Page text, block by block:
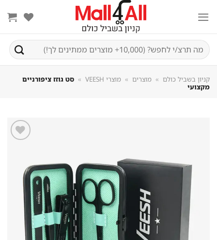
חיפוש
עבור:
קניון בשביל כולם » מוצרים » מוצרי VEESH » סט גוזז ציפורניים
מקצועי
במועדפים